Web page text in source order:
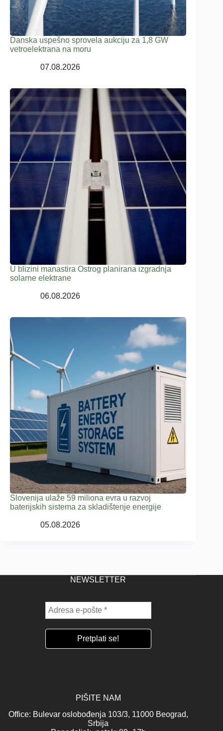
Danska uspešno sprovela aukciju za 1,8 GW
vetroelektrana na moru
07.08.2026
U blizini manastira Ostrog planirana izgradnja
solarne elektrane
06.08.2026
Slovenija ulaže 59 miliona evra u razvoj
baterijskih sistema za skladištenje energije
05.08.2026
NEWSLETTER
PIŠITE NAM
Office: Bulevar oslobođenja 103/3, 11000 Beograd,
Srbija